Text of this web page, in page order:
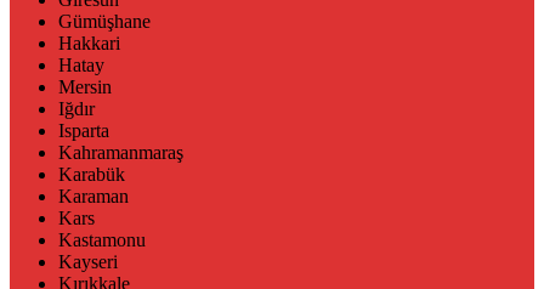
Gümüşhane
Hakkari
Hatay
Mersin
Iğdır
Isparta
Kahramanmaraş
Karabük
Karaman
Kars
Kastamonu
Kayseri
Kırıkkale